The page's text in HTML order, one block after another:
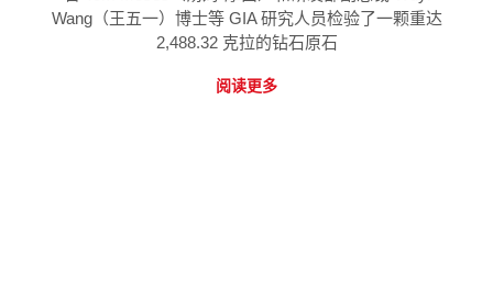
Wang（王五一）博士等 GIA 研究人员检验了一颗重达
2,488.32 克拉的钻石原石
阅读更多